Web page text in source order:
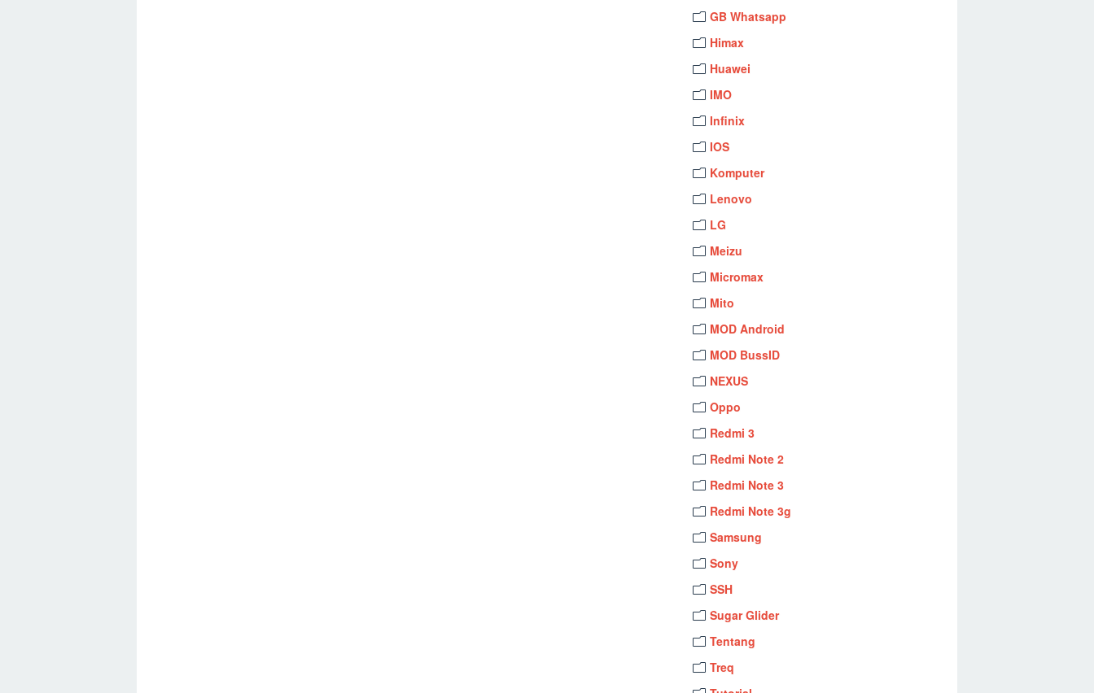
GB Whatsapp
Himax
Huawei
IMO
Infinix
IOS
Komputer
Lenovo
LG
Meizu
Micromax
Mito
MOD Android
MOD BussID
NEXUS
Oppo
Redmi 3
Redmi Note 2
Redmi Note 3
Redmi Note 3g
Samsung
Sony
SSH
Sugar Glider
Tentang
Treq